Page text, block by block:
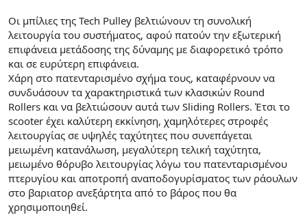
Οι μπίλιες της Tech Pulley βελτιώνουν τη συνολική
λειτουργία του συστήματος, αφού πατούν την εξωτερική
επιφάνεια μετάδοσης της δύναμης με διαφορετικό τρόπο
και σε ευρύτερη επιφάνεια.
Xάρη στο πατενταρισμένο σχήμα τους, καταφέρνουν να
συνδυάσουν τα χαρακτηριστικά των κλασικών Round
Rollers και να βελτιώσουν αυτά των Sliding Rollers. Έτσι το
scooter έχει καλύτερη εκκίνηση, χαμηλότερες στροφές
λειτουργίας σε υψηλές ταχύτητες που συνεπάγεται
μειωμένη κατανάλωση, μεγαλύτερη τελική ταχύτητα,
μειωμένο θόρυβο λειτουργίας λόγω του πατενταρισμένου
πτερυγίου και αποτροπή αναποδογυρίσματος των ράουλων
στο βαριατορ ανεξάρτητα από το βάρος που θα
χρησιμοποιηθεί.